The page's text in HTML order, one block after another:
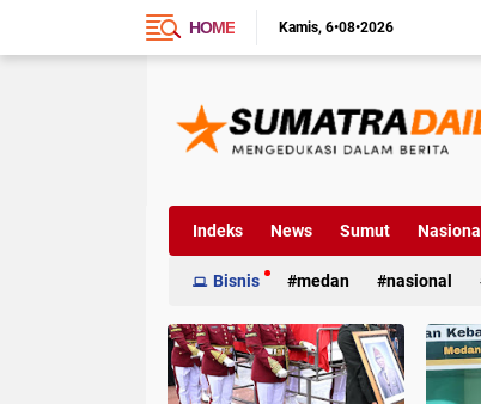
HOME Kamis 6•08•2026
Indeks News Sumut Nasional
Bisnis medan nasional